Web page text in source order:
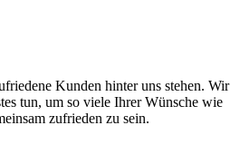
Kunden hinter uns stehen. Wir
tun, um so viele Ihrer Wünsche wie
zufrieden zu sein.